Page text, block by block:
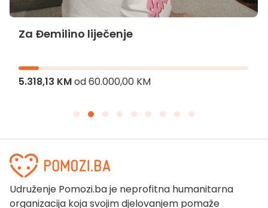
Za Đemilino liječenje
5.318,13 KMod60.000,00 KM
Udruženje Pomozi.ba je neprofitna humanitarna
organizacija koja svojim djelovanjem pomaže